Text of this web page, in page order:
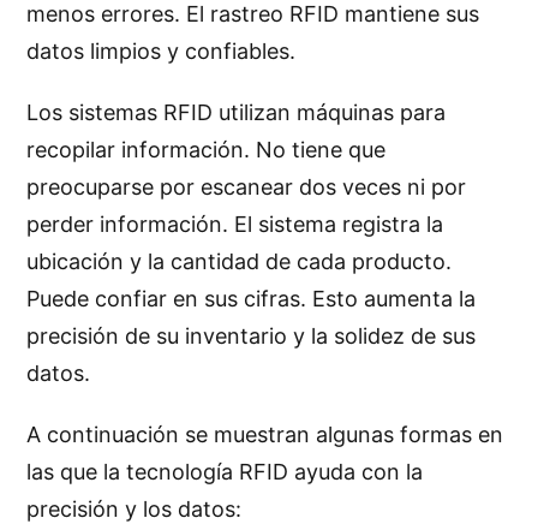
menos errores. El rastreo RFID mantiene sus
datos limpios y confiables.
Los sistemas RFID utilizan máquinas para
recopilar información. No tiene que
preocuparse por escanear dos veces ni por
perder información. El sistema registra la
ubicación y la cantidad de cada producto.
Puede confiar en sus cifras. Esto aumenta la
precisión de su inventario y la solidez de sus
datos.
A continuación se muestran algunas formas en
las que la tecnología RFID ayuda con la
precisión y los datos: